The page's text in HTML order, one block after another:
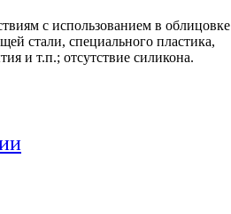
с использованием в облицовке
стали, специального пластика,
и т.п.; отсутствие силикона.